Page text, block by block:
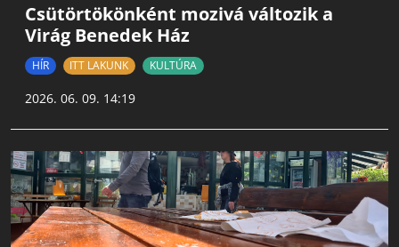
Csütörtökönként mozivá változik a
Virág Benedek Ház
HÍR ITT LAKUNK KULTÚRA
2026. 06. 09. 14:19